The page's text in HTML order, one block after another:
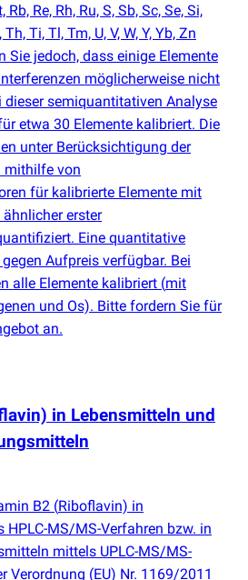
Rb, Re, Rh, Ru, S, Sb, Sc, Se, Si,
Ti, Tl, Tm, U, V, W, Y, Yb, Zn
Sie jedoch, dass einige Elemente
möglicherweise nicht
dieser semiquantitativen Analyse
etwa 30 Elemente kalibriert. Die
unter Berücksichtigung der
mithilfe von
für kalibrierte Elemente mit
erster
Eine quantitative
Aufpreis verfügbar. Bei
alle Elemente kalibriert (mit
und Os). Bitte fordern Sie für
an.
in Lebensmitteln und
B2 (Riboflavin) in
MS/MS-Verfahren bzw. in
mittels UPLC-MS/MS-
Verordnung (EU) Nr. 1169/2011